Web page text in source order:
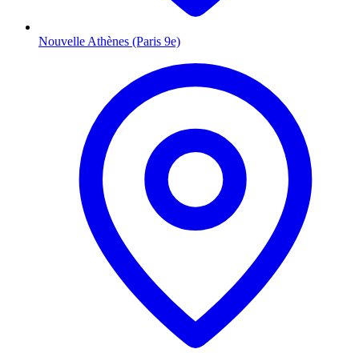
Nouvelle Athènes (Paris 9e)